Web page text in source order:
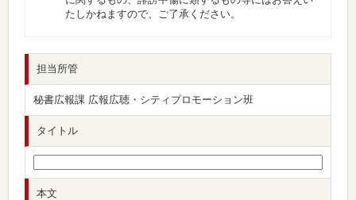
たしかねますので、ご了承ください。
担当所管
秘書広報課 広報広聴・シティプロモーション班
タイトル
本文